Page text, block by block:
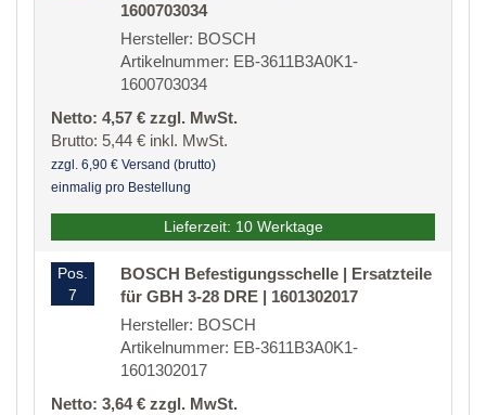
1600703034
Hersteller: BOSCH
Artikelnummer: EB-3611B3A0K1-
1600703034
Netto: 4,57 € zzgl. MwSt.
Brutto: 5,44 € inkl. MwSt.
zzgl. 6,90 € Versand (brutto)
einmalig pro Bestellung
Lieferzeit: 10 Werktage
Pos.
7
BOSCH Befestigungsschelle | Ersatzteile
für GBH 3-28 DRE | 1601302017
Hersteller: BOSCH
Artikelnummer: EB-3611B3A0K1-
1601302017
Netto: 3,64 € zzgl. MwSt.